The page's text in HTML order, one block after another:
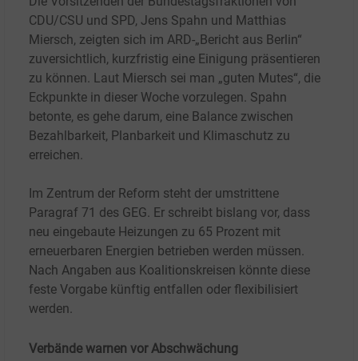
CDU/CSU und SPD, Jens Spahn und Matthias
Miersch, zeigten sich im ARD-„Bericht aus Berlin“
zuversichtlich, kurzfristig eine Einigung präsentieren
zu können. Laut Miersch sei man „guten Mutes“, die
Eckpunkte in dieser Woche vorzulegen. Spahn
betonte, es gehe darum, eine Balance zwischen
Bezahlbarkeit, Planbarkeit und Klimaschutz zu
erreichen.
Im Zentrum der Reform steht der umstrittene
Paragraf 71 des GEG. Er schreibt bislang vor, dass
neu eingebaute Heizungen zu 65 Prozent mit
erneuerbaren Energien betrieben werden müssen.
Nach Angaben aus Koalitionskreisen könnte diese
feste Vorgabe künftig entfallen oder flexibilisiert
werden.
Verbände warnen vor Abschwächung